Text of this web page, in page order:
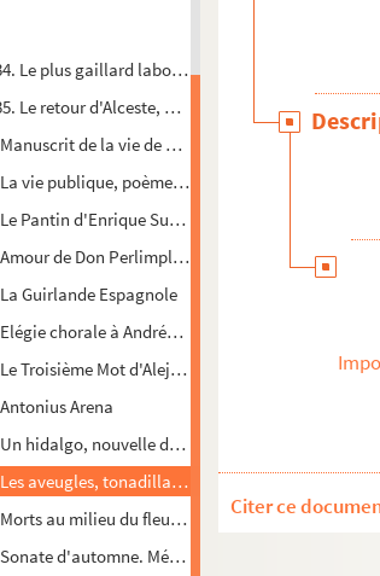
Le plus gaillard laboureur ou le coq du village /
Le retour d'Alceste, de Hernando Martinez Rueda
de la vie de Pedro Saputo
vie publique, poème d'Arturo Camacho Rodriguez
Pantin d'Enrique Suarez de Deza
de Don Perlimplin de Federico Garcia Lorca
Guirlande Espagnole
chorale à Andrés Eloy Blanco de Miguel
Troisième Mot d'Alejandro Casona
Arena
hidalgo, nouvelle de Manuel Llano
aveugles, tonadilla de Luis Mison
au milieu du fleuve, Luis Spota
Sonate d'automne. Mémoires du marquis de
Citer ce